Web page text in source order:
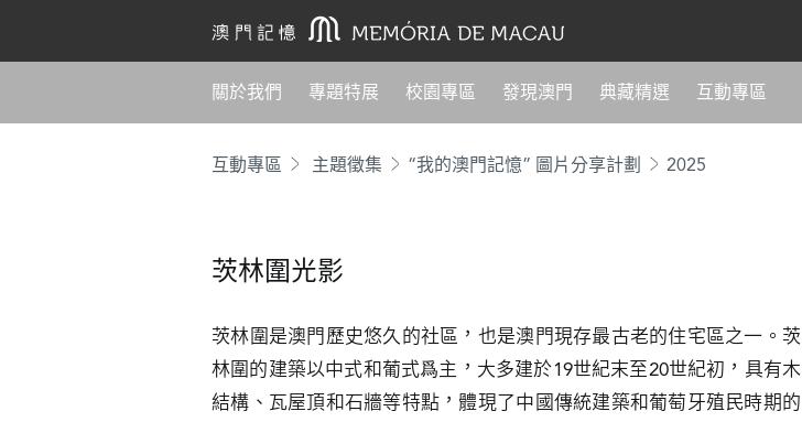
關於我們 專題特展 校園專區 發現澳門 典藏精選 互動專區
互動專區 主題徵集 “我的澳門記憶” 圖片分享計劃 2025
茨林圍光影
茨林圍是澳門歷史悠久的社區，也是澳門現存最古老的住宅區之一。茨
林圍的建築以中式和葡式爲主，大多建於19世紀末至20世紀初，具有木
結構、瓦屋頂和石牆等特點，體現了中國傳統建築和葡萄牙殖民時期的